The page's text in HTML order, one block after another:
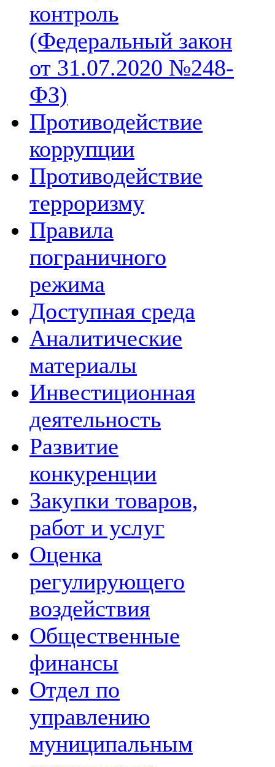
контроль
(Федеральный закон
от 31.07.2020 №248-
ФЗ)
Противодействие
коррупции
Противодействие
терроризму
Правила
пограничного
режима
Доступная среда
Аналитические
материалы
Инвестиционная
деятельность
Развитие
конкуренции
Закупки товаров,
работ и услуг
Оценка
регулирующего
воздействия
Общественные
финансы
Отдел по
управлению
муниципальным